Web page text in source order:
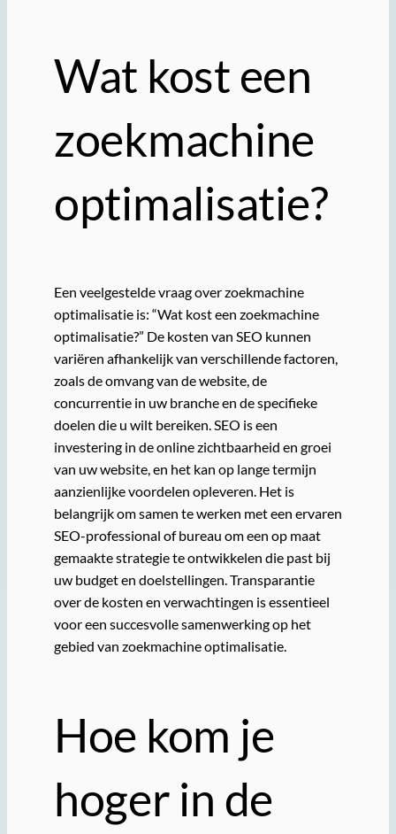
Wat kost een
zoekmachine
optimalisatie?
Een veelgestelde vraag over zoekmachine
optimalisatie is: “Wat kost een zoekmachine
optimalisatie?” De kosten van SEO kunnen
variëren afhankelijk van verschillende factoren,
zoals de omvang van de website, de
concurrentie in uw branche en de specifieke
doelen die u wilt bereiken. SEO is een
investering in de online zichtbaarheid en groei
van uw website, en het kan op lange termijn
aanzienlijke voordelen opleveren. Het is
belangrijk om samen te werken met een ervaren
SEO-professional of bureau om een op maat
gemaakte strategie te ontwikkelen die past bij
uw budget en doelstellingen. Transparantie
over de kosten en verwachtingen is essentieel
voor een succesvolle samenwerking op het
gebied van zoekmachine optimalisatie.
Hoe kom je
hoger in de